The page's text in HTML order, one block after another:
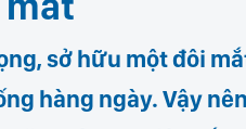
sở hữu một đôi
hàng ngày. Vậy